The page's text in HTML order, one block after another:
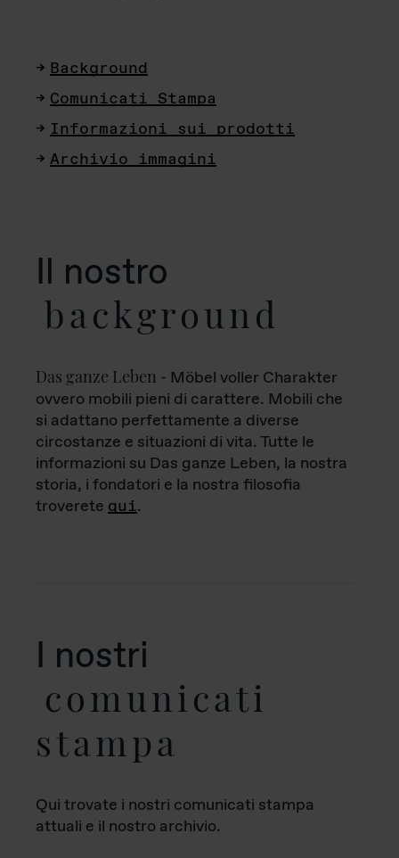
Background
Comunicati Stampa
Informazioni sui prodotti
Archivio immagini
Il nostro
background
Das ganze Leben - Möbel voller Charakter
ovvero mobili pieni di carattere. Mobili che
si adattano perfettamente a diverse
circostanze e situazioni di vita. Tutte le
informazioni su Das ganze Leben, la nostra
storia, i fondatori e la nostra filosofia
troverete qui.
I nostri
comunicati
stampa
Qui trovate i nostri comunicati stampa
attuali e il nostro archivio.